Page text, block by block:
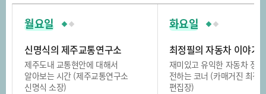
월요일
신명식의 제주교통연구소
제주도내 교통현안에 대해서
알아보는 시간 (제주교통연구소
신명식 소장)
화요일
최정필의 자동차 이야기
재미있고 유익한 자동차 정
전하는 코너 (카매거진 최정
편집장)